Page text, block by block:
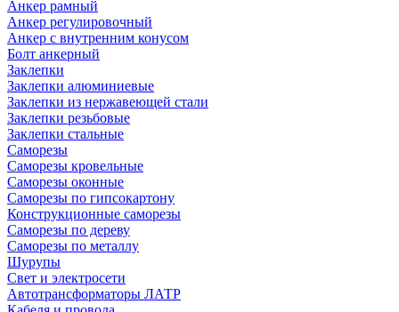
Анкер рамный
Анкер регулировочный
Анкер с внутренним конусом
Болт анкерный
Заклепки
Заклепки алюминиевые
Заклепки из нержавеющей стали
Заклепки резьбовые
Заклепки стальные
Саморезы
Саморезы кровельные
Саморезы оконные
Саморезы по гипсокартону
Конструкционные саморезы
Саморезы по дереву
Саморезы по металлу
Шурупы
Свет и электросети
Автотрансформаторы ЛАТР